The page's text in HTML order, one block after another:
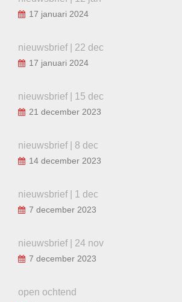
17 januari 2024
nieuwsbrief | 22 dec
17 januari 2024
nieuwsbrief | 15 dec
21 december 2023
nieuwsbrief | 8 dec
14 december 2023
nieuwsbrief | 1 dec
7 december 2023
nieuwsbrief | 24 nov
7 december 2023
open ochtend